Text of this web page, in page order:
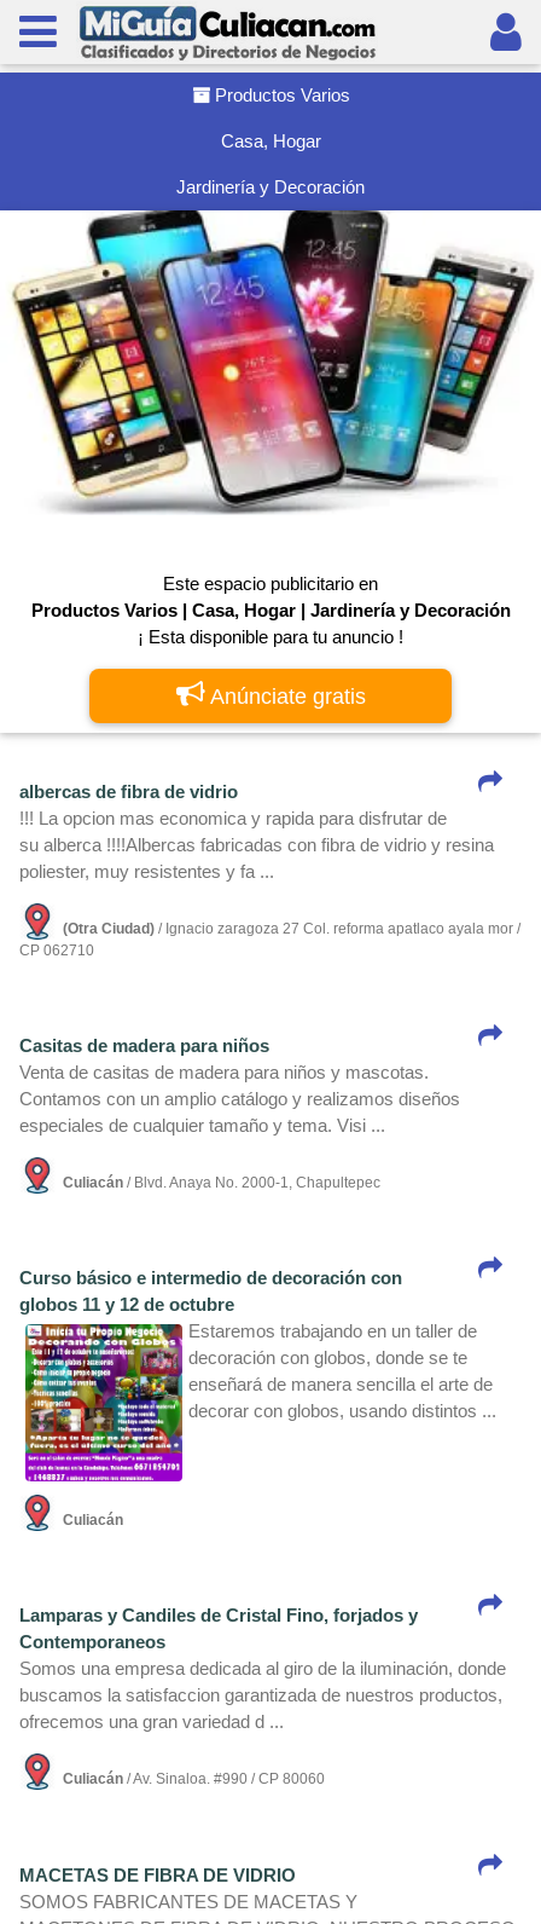
Productos Varios
Casa, Hogar
Jardinerí­a y Decoración
Este espacio publicitario en
Productos Varios | Casa, Hogar | Jardinerí­a y Decoración
¡ Esta disponible para tu anuncio !
Anúnciate gratis
albercas de fibra de vidrio
!!! La opcion mas economica y rapida para disfrutar de
su alberca !!!!Albercas fabricadas con fibra de vidrio y resina
poliester, muy resistentes y fa ...
(Otra Ciudad) / Ignacio zaragoza 27 Col. reforma apatlaco ayala mor /
CP 062710
Casitas de madera para niños
Venta de casitas de madera para niños y mascotas.
Contamos con un amplio catálogo y realizamos diseños
especiales de cualquier tamaño y tema. Visi ...
Culiacán / Blvd. Anaya No. 2000-1, Chapultepec
Curso básico e intermedio de decoración con
globos 11 y 12 de octubre
Estaremos trabajando en un taller de
decoración con globos, donde se te
enseñará de manera sencilla el arte de
decorar con globos, usando distintos ...
Culiacán
Lamparas y Candiles de Cristal Fino, forjados y
Contemporaneos
Somos una empresa dedicada al giro de la iluminación, donde
buscamos la satisfaccion garantizada de nuestros productos,
ofrecemos una gran variedad d ...
Culiacán / Av. Sinaloa. #990 / CP 80060
MACETAS DE FIBRA DE VIDRIO
SOMOS FABRICANTES DE MACETAS Y